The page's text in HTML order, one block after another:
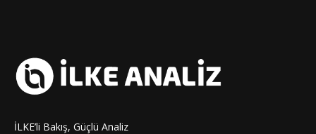
İLKE’li Bakış, Güçlü Analiz